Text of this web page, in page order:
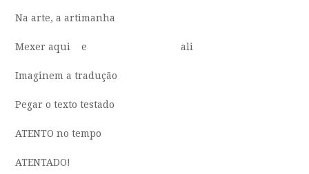
Na arte, a artimanha
Mexer aqui e ali
Imaginem a tradução
Pegar o texto testado
ATENTO no tempo
ATENTADO!